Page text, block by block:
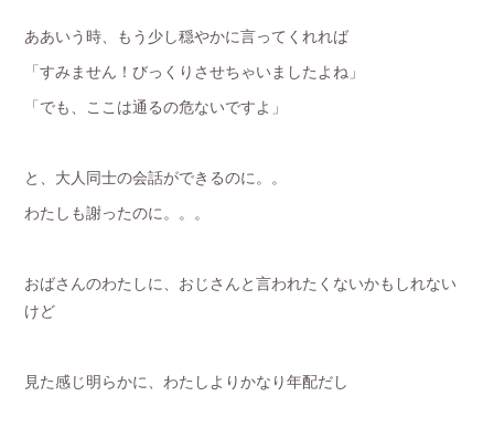
ああいう時、もう少し穏やかに言ってくれれば
「すみません！びっくりさせちゃいましたよね」
「でも、ここは通るの危ないですよ」
と、大人同士の会話ができるのに。。
わたしも謝ったのに。。。
おばさんのわたしに、おじさんと言われたくないかもしれない
けど
見た感じ明らかに、わたしよりかなり年配だし